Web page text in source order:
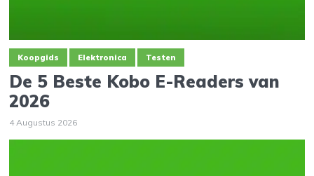
Koopgids Elektronica Testen
De 5 Beste Kobo E-Readers van
2026
4 Augustus 2026